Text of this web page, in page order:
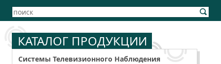
КАТАЛОГ ПРОДУКЦИИ
Системы Телевизионного Наблюдения